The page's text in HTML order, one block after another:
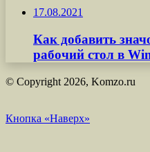
17.08.2021
Как добавить
рабочий стол в
© Copyright 2026, Komzo.ru
Кнопка «Наверх»